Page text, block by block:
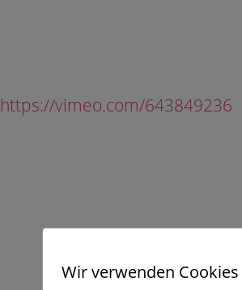
https://vimeo.com/643849236
Wir verwenden Cookies